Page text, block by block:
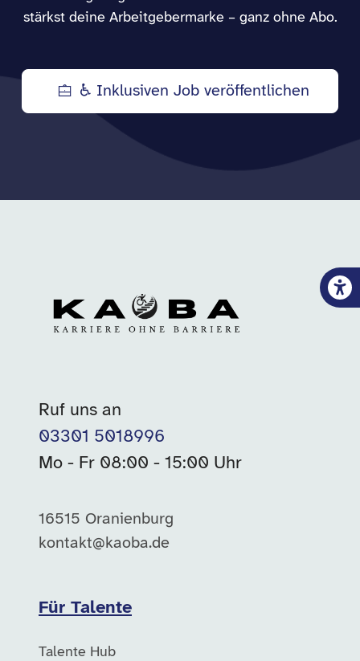
stärkst deine Arbeitgebermarke – ganz ohne Abo.
♿ Inklusiven Job veröffentlichen
Ruf uns an
03301 5018996
Mo - Fr 08:00 - 15:00 Uhr
16515 Oranienburg
kontakt@kaoba.de
Für Talente
Talente Hub